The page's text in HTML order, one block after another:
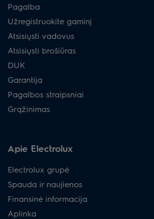
Pagalba
Užregistruokite gaminį
Atsisiųsti vadovus
Atsisiųsti brošiūras
DUK
Garantija
Pagalbos straipsniai
Grąžinimas
Apie Electrolux
Electrolux grupė
Spauda ir naujienos
Finansinė informacija
Aplinka